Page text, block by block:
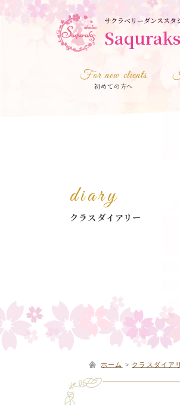
サクラベリーダンススタ
Saquraks
For new clients
初めての方へ
diary
クラスダイアリー
ホーム > クラスダイア